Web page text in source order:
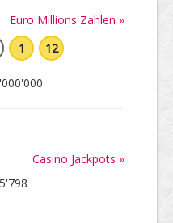
Euro Millions Zahlen »
1 12
Casino Jackpots »